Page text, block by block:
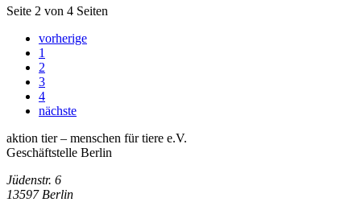
Seite 2 von 4 Seiten
vorherige
1
2
3
4
nächste
aktion tier – menschen für tiere e.V.
Geschäftstelle Berlin
Jüdenstr. 6
13597 Berlin